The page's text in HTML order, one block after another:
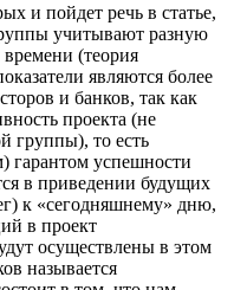
и пойдет речь в статье,
учитывают разную
(теория
являются более
и банков, так как
проекта (не
группы), то есть
гарантом успешности
в приведении будущих
к «сегодняшнему» дню,
в проект
осуществлены в этом
называется